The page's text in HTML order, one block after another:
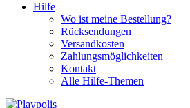
Hilfe
Wo ist meine Bestellung?
Rücksendungen
Versandkosten
Zahlungsmöglichkeiten
Kontakt
Alle Hilfe-Themen